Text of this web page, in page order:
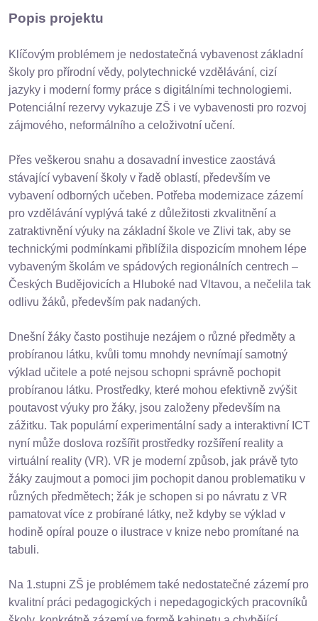
Popis projektu
Klíčovým problémem je nedostatečná vybavenost základní
školy pro přírodní vědy, polytechnické vzdělávání, cizí
jazyky i moderní formy práce s digitálními technologiemi.
Potenciální rezervy vykazuje ZŠ i ve vybavenosti pro rozvoj
zájmového, neformálního a celoživotní učení.
Přes veškerou snahu a dosavadní investice zaostává
stávající vybavení školy v řadě oblastí, především ve
vybavení odborných učeben. Potřeba modernizace zázemí
pro vzdělávání vyplývá také z důležitosti zkvalitnění a
zatraktivnění výuky na základní škole ve Zlivi tak, aby se
technickými podmínkami přiblížila dispozicím mnohem lépe
vybaveným školám ve spádových regionálních centrech –
Českých Budějovicích a Hluboké nad Vltavou, a nečelila tak
odlivu žáků, především pak nadaných.
Dnešní žáky často postihuje nezájem o různé předměty a
probíranou látku, kvůli tomu mnohdy nevnímají samotný
výklad učitele a poté nejsou schopni správně pochopit
probíranou látku. Prostředky, které mohou efektivně zvýšit
poutavost výuky pro žáky, jsou založeny především na
zážitku. Tak populární experimentální sady a interaktivní ICT
nyní může doslova rozšířit prostředky rozšíření reality a
virtuální reality (VR). VR je moderní způsob, jak právě tyto
žáky zaujmout a pomoci jim pochopit danou problematiku v
různých předmětech; žák je schopen si po návratu z VR
pamatovat více z probírané látky, než kdyby se výklad v
hodině opíral pouze o ilustrace v knize nebo promítané na
tabuli.
Na 1.stupni ZŠ je problémem také nedostatečné zázemí pro
kvalitní práci pedagogických i nepedagogických pracovníků